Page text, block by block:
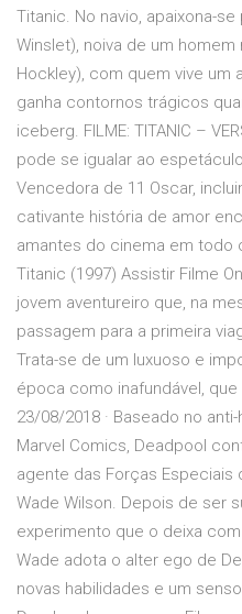
Titanic. No navio, apaixona-
Winslet), noiva de um
Hockley), com quem vive um
ganha contornos trágicos
iceberg. FILME: TITANIC –
pode se igualar ao
Vencedora de 11 Oscar,
cativante história de amor
amantes do cinema em todo
Titanic (1997) Assistir Filme
jovem aventureiro que, na
passagem para a primeira
Trata-se de um luxuoso e
época como inafundável,
23/08/2018 · Baseado no
Marvel Comics, Deadpool
agente das Forças
Wade Wilson. Depois de ser
experimento que o deixa
Wade adota o alter ego de
novas habilidades e um